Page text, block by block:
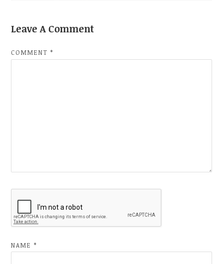
Leave A Comment
COMMENT*
NAME*